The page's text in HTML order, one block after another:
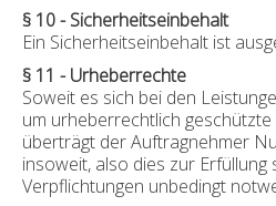
§ 10 - Sicherheitseinbehalt
Ein Sicherheitseinbehalt ist
§ 11 - Urheberrechte
Soweit es sich bei den
um urheberrechtlich
überträgt der Auftragnehmer
insoweit, also dies zur Erfüllung
Verpflichtungen unbedingt